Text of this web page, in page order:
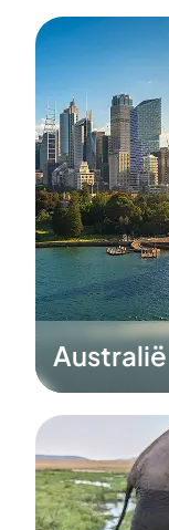
Australië